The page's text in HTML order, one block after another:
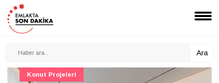
Ara
Konut Projeleri